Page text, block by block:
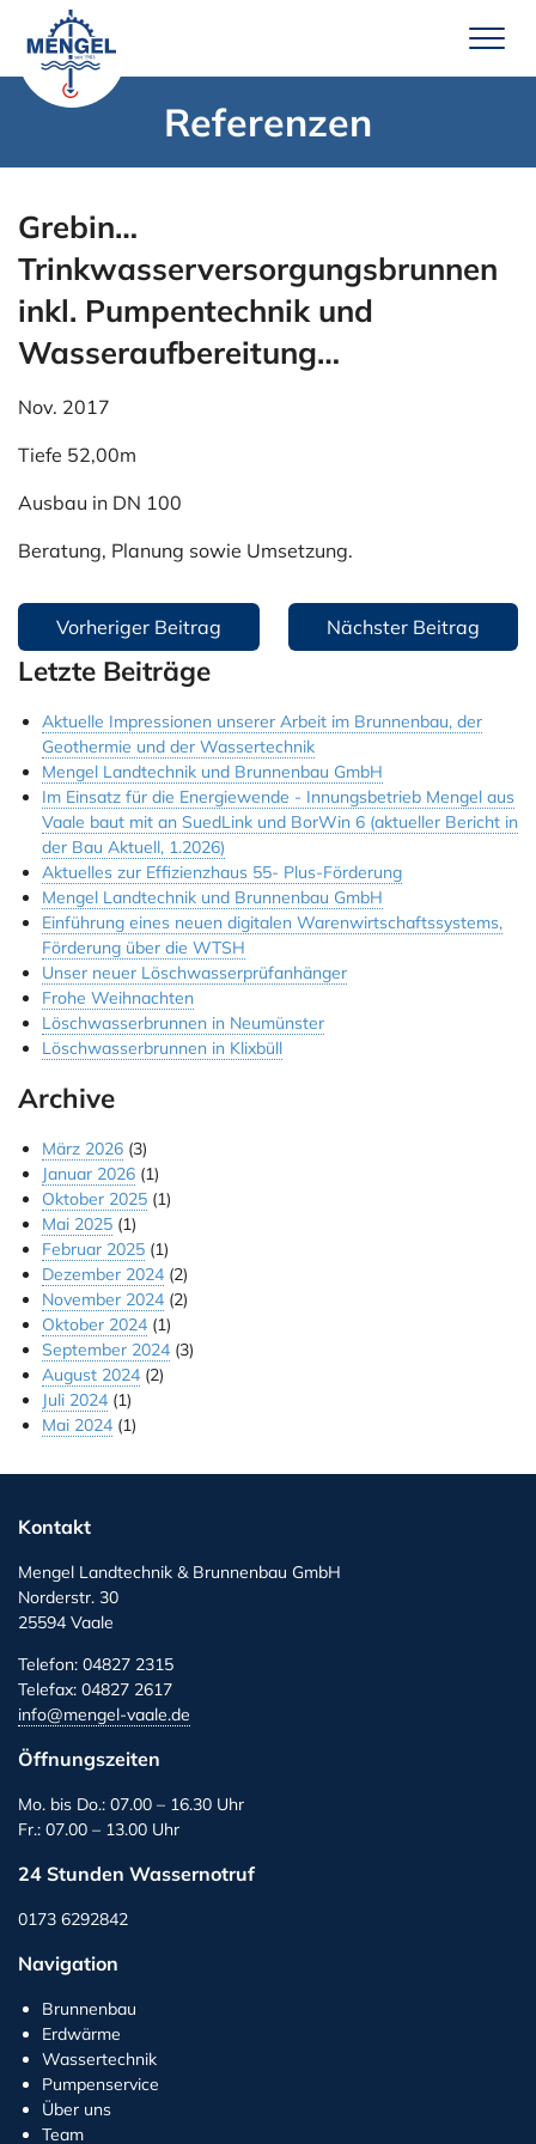
Inhalt
springen
Erdwärme
Wassertechnik
Pumpenservice
Referenzen
Kontakt
Instagram
Referenzen
Grebin…
Trinkwasserversorgungsbrunnen
inkl. Pumpentechnik und
Wasseraufbereitung…
Nov. 2017
Tiefe 52,00m
Ausbau in DN 100
Beratung, Planung sowie Umsetzung.
Beitragsnavigation
Vorheriger Beitrag Nächster Beitrag
Letzte Beiträge
Aktuelle Impressionen unserer Arbeit im Brunnenbau, der
Geothermie und der Wassertechnik
Mengel Landtechnik und Brunnenbau GmbH
Im Einsatz für die Energiewende - Innungsbetrieb Mengel aus
Vaale baut mit an SuedLink und BorWin 6 (aktueller Bericht in
der Bau Aktuell, 1.2026)
Aktuelles zur Effizienzhaus 55- Plus-Förderung
Mengel Landtechnik und Brunnenbau GmbH
Einführung eines neuen digitalen Warenwirtschaftssystems,
Förderung über die WTSH
Unser neuer Löschwasserprüfanhänger
Frohe Weihnachten
Löschwasserbrunnen in Neumünster
Löschwasserbrunnen in Klixbüll
Archive
März 2026 (3)
Januar 2026 (1)
Oktober 2025 (1)
Mai 2025 (1)
Februar 2025 (1)
Dezember 2024 (2)
November 2024 (2)
Oktober 2024 (1)
September 2024 (3)
August 2024 (2)
Juli 2024 (1)
Mai 2024 (1)
Kontakt
Mengel Landtechnik & Brunnenbau GmbH
Norderstr. 30
25594 Vaale
Telefon: 04827 2315
Telefax: 04827 2617
info@mengel-vaale.de
Öffnungszeiten
Mo. bis Do.: 07.00 – 16.30 Uhr
Fr.: 07.00 – 13.00 Uhr
24 Stunden Wassernotruf
0173 6292842
Navigation
Brunnenbau
Erdwärme
Wassertechnik
Pumpenservice
Über uns
Team